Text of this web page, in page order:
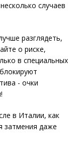
случаев
разглядеть,
о риске,
в специальных
- очки
в Италии, как
затмения даже